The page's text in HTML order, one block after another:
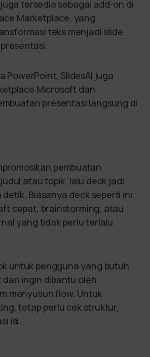
tersedia sebagai add-on di
Marketplace, yang
teks menjadi slide
PowerPoint, SlidesAI juga
Microsoft dan
presentasi langsung di
pembuatan
atau topik, lalu deck jadi
Biasanya deck seperti ini
cepat, brainstorming, atau
yang tidak perlu terlalu
untuk pengguna yang butuh
ingin dibantu oleh
menyusun flow. Untuk
tetap perlu cek struktur,
isi.